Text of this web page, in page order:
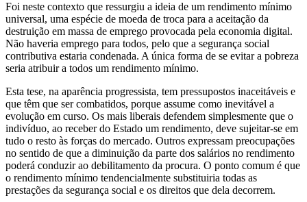
Foi neste contexto que ressurgiu a ideia de um rendimento mínimo
universal, uma espécie de moeda de troca para a aceitação da
destruição em massa de emprego provocada pela economia digital.
Não haveria emprego para todos, pelo que a segurança social
contributiva estaria condenada. A única forma de se evitar a pobreza
seria atribuir a todos um rendimento mínimo.
Esta tese, na aparência progressista, tem pressupostos inaceitáveis e
que têm que ser combatidos, porque assume como inevitável a
evolução em curso. Os mais liberais defendem simplesmente que o
indivíduo, ao receber do Estado um rendimento, deve sujeitar-se em
tudo o resto às forças do mercado. Outros expressam preocupações
no sentido de que a diminuição da parte dos salários no rendimento
poderá conduzir ao debilitamento da procura. O ponto comum é que
o rendimento mínimo tendencialmente substituiria todas as
prestações da segurança social e os direitos que dela decorrem.